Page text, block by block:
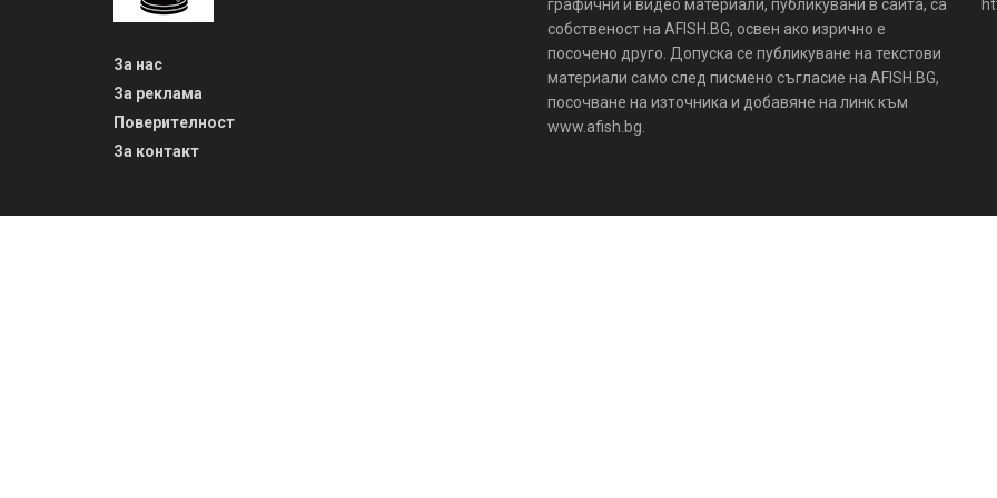
За нас
За реклама
Поверителност
За контакт
графични и видео материали, публикувани в сайта, са
собственост на AFISH.BG, освен ако изрично е
посочено друго. Допуска се публикуване на текстови
материали само след писмено съгласие на AFISH.BG,
посочване на източника и добавяне на линк към
www.afish.bg.